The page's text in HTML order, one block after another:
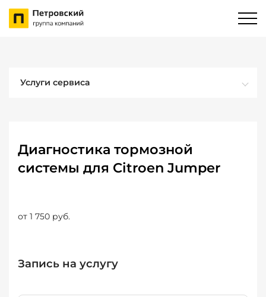
Услуги сервиса
Диагностика тормозной
системы для Citroen Jumper
от 1 750 руб.
Запись на услугу